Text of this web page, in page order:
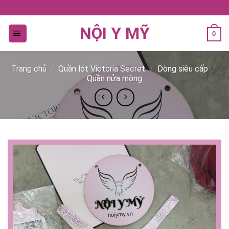
qua
dung
NỘI Y MỸ 0
Trang chủ / Quần lót Victoria Secret / Dòng siêu cấp /
Quần nửa mông